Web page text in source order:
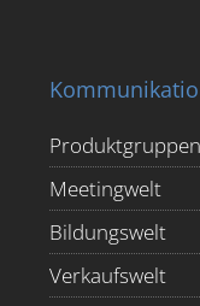
Produktgruppen
Meetingwelt
Bildungswelt
Verkaufswelt